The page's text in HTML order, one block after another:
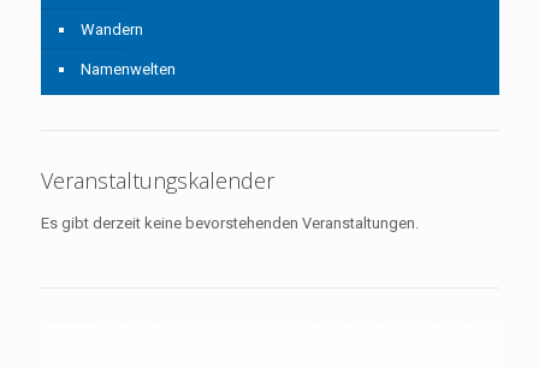
Wandern
Namenwelten
Veranstaltungskalender
Es gibt derzeit keine bevorstehenden Veranstaltungen.